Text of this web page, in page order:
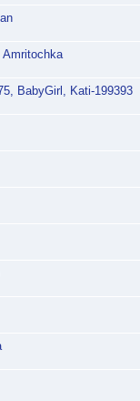
BabyGirl, Kati-199393